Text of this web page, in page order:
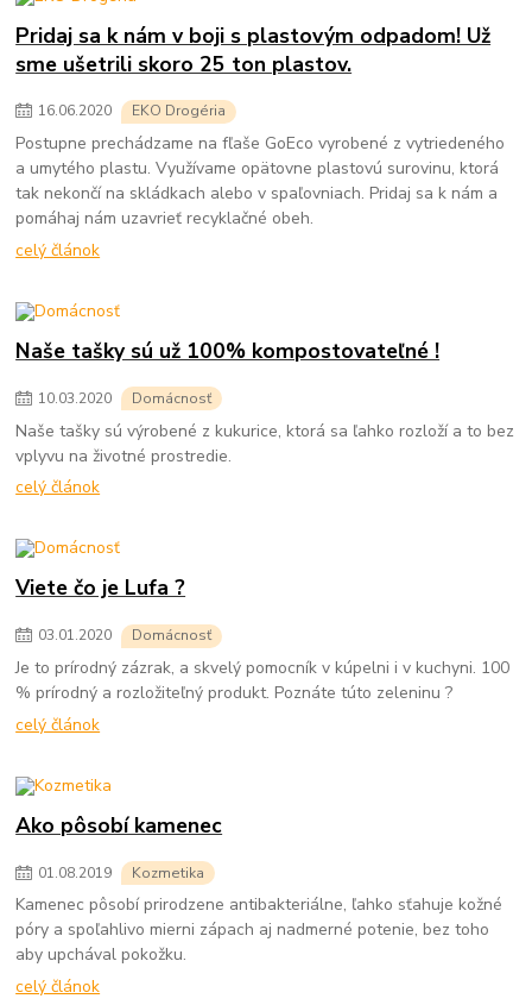
Pridaj sa k nám v boji s plastovým odpadom! Už
sme ušetrili skoro 25 ton plastov.
16.06.2020 EKO Drogéria
Postupne prechádzame na fľaše GoEco vyrobené z vytriedeného
a umytého plastu. Využívame opätovne plastovú surovinu, ktorá
tak nekončí na skládkach alebo v spaľovniach. Pridaj sa k nám a
pomáhaj nám uzavrieť recyklačné obeh.
celý článok
Naše tašky sú už 100% kompostovateľné !
10.03.2020 Domácnosť
Naše tašky sú výrobené z kukurice, ktorá sa ľahko rozloží a to bez
vplyvu na životné prostredie.
celý článok
Viete čo je Lufa ?
03.01.2020 Domácnosť
Je to prírodný zázrak, a skvelý pomocník v kúpelni i v kuchyni. 100
% prírodný a rozložiteľný produkt. Poznáte túto zeleninu ?
celý článok
Ako pôsobí kamenec
01.08.2019 Kozmetika
Kamenec pôsobí prirodzene antibakteriálne, ľahko sťahuje kožné
póry a spoľahlivo mierni zápach aj nadmerné potenie, bez toho
aby upchával pokožku.
celý článok